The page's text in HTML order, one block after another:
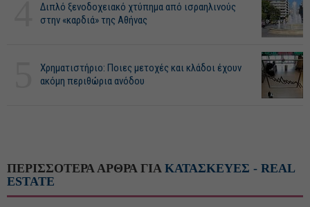
Διπλό ξενοδοχειακό χτύπημα από ισραηλινούς
στην «καρδιά» της Αθήνας
Χρηματιστήριο: Ποιες μετοχές και κλάδοι έχουν
ακόμη περιθώρια ανόδου
ΠΕΡΙΣΣΟΤΕΡΑ ΑΡΘΡΑ ΓΙΑ ΚΑΤΑΣΚΕΥΕΣ - REAL
ESTATE